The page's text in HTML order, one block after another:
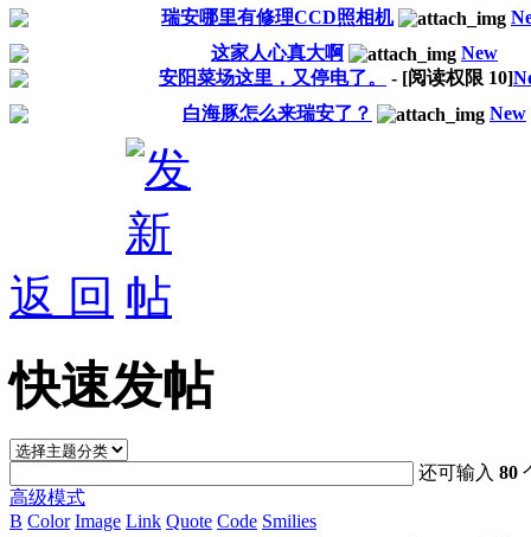
瑞安哪里有修理CCD照相机
这家人心真大啊
New
安阳菜场这里，又停电了。
- [阅读权限 10]
白海豚怎么来瑞安了？
New
返 回
快速发帖
还可输入80
高级模式
B Color Image Link Quote Code Smilies